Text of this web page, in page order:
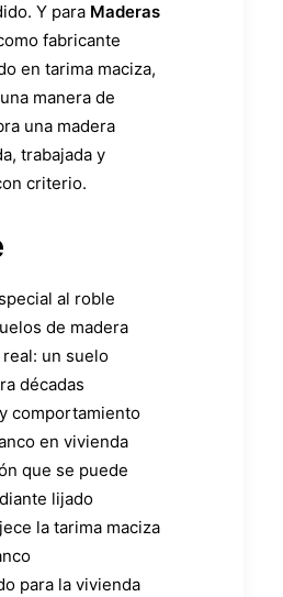
Y para Maderas
fabricante
en tarima maciza,
manera de
una madera
trabajada y
criterio.
al roble
de madera
un suelo
décadas
comportamiento
en vivienda
que se puede
lijado
la tarima maciza
para la vivienda